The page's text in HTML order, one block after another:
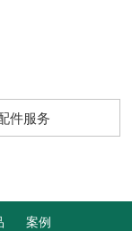
件服务
案例